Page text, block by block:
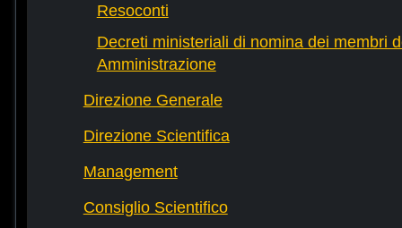
Resoconti
Decreti ministeriali di nomina dei membri
Amministrazione
Direzione Generale
Direzione Scientifica
Management
Consiglio Scientifico